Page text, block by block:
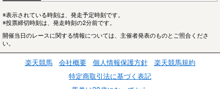
※表示されている時刻は、発走予定時刻です。
※投票締切時刻は、発走時刻の2分前です。
開催当日のレースに関する情報については、主催者発表のものとご照合くださ
い。
楽天競馬 会社概要 個人情報保護方針
楽天競馬規約
特定商取引法に基づく表記